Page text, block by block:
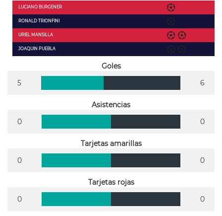
LUCIANO BURGENER
RONALD TRIONFINI
URIEL MANSILLA
JOAQUIN PUEBLA
Goles
5
6
Asistencias
0
0
Tarjetas amarillas
0
0
Tarjetas rojas
0
0